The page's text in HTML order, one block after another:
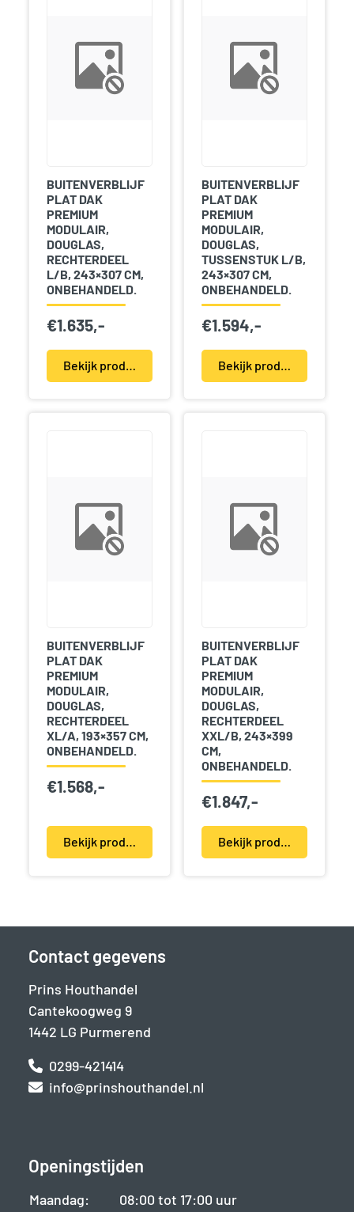
BUITENVERBLIJF
PLAT DAK
PREMIUM
MODULAIR,
DOUGLAS,
RECHTERDEEL
L/B, 243×307 CM,
ONBEHANDELD.
€1.635,-
Bekijk product(en)
BUITENVERBLIJF
PLAT DAK
PREMIUM
MODULAIR,
DOUGLAS,
TUSSENSTUK L/B,
243×307 CM,
ONBEHANDELD.
€1.594,-
Bekijk product(en)
BUITENVERBLIJF
PLAT DAK
PREMIUM
MODULAIR,
DOUGLAS,
RECHTERDEEL
XL/A, 193×357 CM,
ONBEHANDELD.
€1.568,-
Bekijk product(en)
BUITENVERBLIJF
PLAT DAK
PREMIUM
MODULAIR,
DOUGLAS,
RECHTERDEEL
XXL/B, 243×399
CM,
ONBEHANDELD.
€1.847,-
Bekijk product(en)
Contact gegevens
Prins Houthandel
Cantekoogweg 9
1442 LG Purmerend
0299-421414
info@prinshouthandel.nl
Openingstijden
Maandag:
08:00 tot 17:00 uur